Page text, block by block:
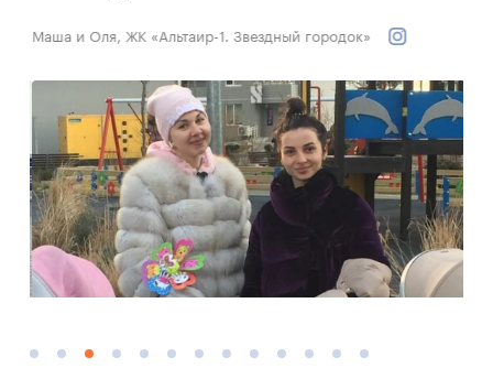
Маша и Оля, ЖК «Альтаир-1. Звездный городок»